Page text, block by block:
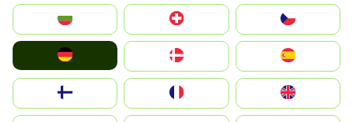
Switzerland
Deutschland
United Kingdom